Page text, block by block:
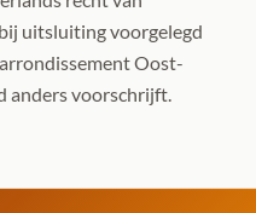
uitsluiting voorgelegd
Oost-
anders voorschrijft.